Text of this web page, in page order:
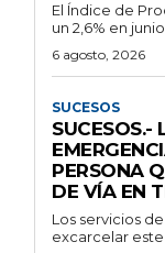
El Índice de
un 2,6% en
6 agosto, 2026
SUCESOS
SUCESOS.-
PERSONA
DE VÍA EN
Los servicios
excarcelar